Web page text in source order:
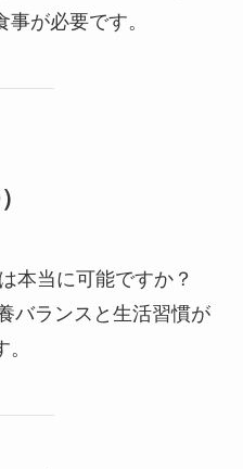
が必要です。
本当に可能ですか？
バランスと生活習慣が